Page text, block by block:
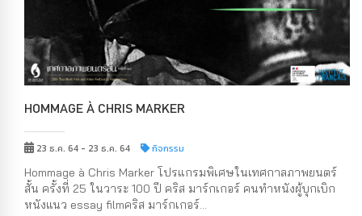
HOMMAGE À CHRIS MARKER
23 ธ.ค. 64 - 23 ธ.ค. 64 กิจกรรม
Hommage à Chris Marker โปรแกรมพิเศษในเทศกาลภาพยนตร์
สั้น ครั้งที่ 25 ในวาระ 100 ปี คริส มาร์กเกอร์ คนทำหนังผู้บุกเบิก
หนังแนว essay filmคริส มาร์กเกอร์...